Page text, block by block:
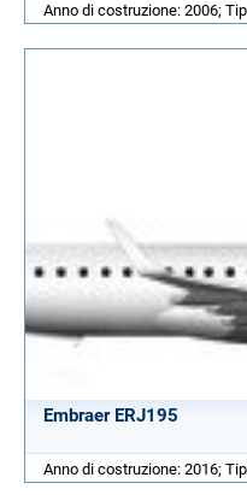
Anno di costruzione: 2006;
Embraer ERJ195
Anno di costruzione: 2016;